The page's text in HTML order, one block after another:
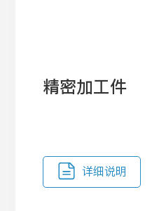
精密加工件
详细说明